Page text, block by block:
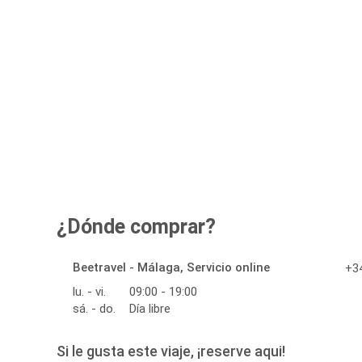
¿Dónde comprar?
Beetravel - Málaga, Servicio online
lu. - vi.
09:00 - 19:00
sá. - do.
Día libre
Si le gusta este viaje, ¡reserve aqui!